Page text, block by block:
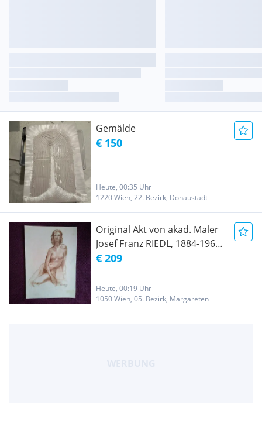
Gemälde
€ 150
Heute, 00:35 Uhr
1220 Wien, 22. Bezirk, Donaustadt
Original Akt von akad. Maler
Josef Franz RIEDL, 1884-1965,
Wien
€ 209
Heute, 00:19 Uhr
1050 Wien, 05. Bezirk, Margareten